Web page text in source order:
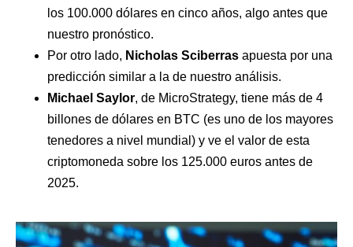
los 100.000 dólares en cinco años, algo antes que
nuestro pronóstico.
Por otro lado, Nicholas Sciberras apuesta por una
predicción similar a la de nuestro análisis.
Michael Saylor, de MicroStrategy, tiene más de 4
billones de dólares en BTC (es uno de los mayores
tenedores a nivel mundial) y ve el valor de esta
criptomoneda sobre los 125.000 euros antes de
2025.